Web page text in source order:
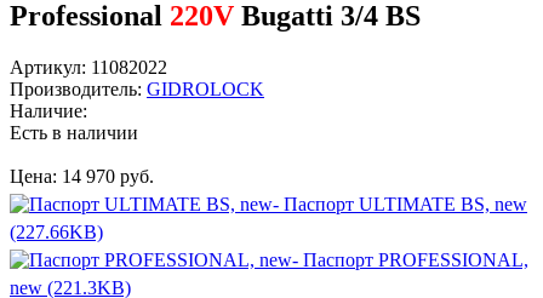
Professional 220V Bugatti 3/4 BS
Артикул: 11082022
Производитель: GIDROLOCK
Наличие:
Есть в наличии
Цена: 14 970 руб.
- Паспорт ULTIMATE BS, new
(227.66KB)
- Паспорт PROFESSIONAL,
new (221.3KB)